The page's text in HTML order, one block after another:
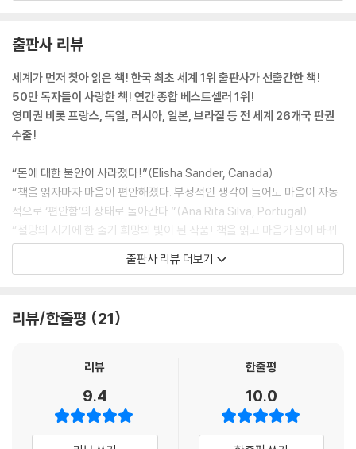
것이다! 비싸게만 보이던 그 전화기가 이제는 만만하게 느껴졌다.
‘이건 뭐, 전혀 부담이 안 되네. 기분 좋게 사도 되겠어. 돈이 충분한데 뭐 어
때?’ 여기까지 생각하고 빠르게 대답했다. “생각만 해도 기분이 좋아져요.
Having의 느낌이 이런 걸까요?” “어떤 느낌인지 이야기해보세요.”
“전등 스위치를 켠다고 생각해보세요. 그동안 소비할 때마다 ‘없음’의 스위
치를 켠 셈이에요. 그 결과 부정적 감정에 빠져들 수밖에 없었던 거죠. ‘있
음’의 감정이 들어설 공간은 없었고요. 반면 Having 스위치를 켜자 그에
맞는 긍정적 감정이 자연스럽게 나타난 거랍니다. 이 차이가 만드는 변화
를 안다면 놀랄 수밖에 없을 거예요.” 서윤의 설명에 계속 귀를 기울였다.
울이는 것에 따라 세상을 인식하죠. 무언가를 원해본 적 있으시죠? 하얀색
인식될 거예요. ‘없음’의 세상에서 ‘있음’의 세상으로요. 그 감정의 파장이
홍 기자님의 세상을 바꿔가죠.”
출판사 리뷰
세계가 먼저 찾아 읽은 책! 한국 최초 세계 1위 출판사가 선출간한 책!
50만 독자들이 사랑한 책! 연간 종합 베스트셀러 1위!
영미권 비롯 프랑스, 독일, 러시아, 일본, 브라질 등 전 세계 26개국 판권
수출!
“돈에 대한 불안이 사라졌다!”(Elisha Sander, Canada)
“책을 읽자마자 마음이 편안해졌다. 부정적인 생각이 들어도 마음이 자동
적으로 ‘편안함’의 상태로 돌아간다.”(Ana Rita Silva, Portugal)
“절망의 시기에 한 줄기 희망의 빛이 된 작품! 책을 읽고 마음가짐이 바뀌
자 대여섯 개의 놀라운 기회들이 찾아오기 시작했다!”(Sudipta Ghosh,
일 아침마다 읽는 책’이라며 찬사를 보낸 한국 책이 있다. 국내 최초로 세계
랑스, 독일, 이탈리아, 러시아 등 모두 26개국에 판권이 팔리며 한국 자기
종합 베스트셀러 1위에 올랐다. 바로 ‘행운의 여신’이라 불리는 이서윤이
알려주는 부와 행운을 끌어당기는 힘, 『더 해빙(The Having)』이다.
출판사 리뷰 더보기
리뷰/한줄평 21
리뷰
9.4
한줄평
10.0